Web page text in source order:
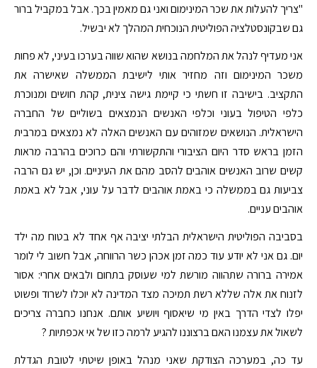
"צריך להעלות את שכר המינימום ואני גם מאמין בכך. אבל במקביל ברור
גם שבקונסטלציה הפוליטית הנוכחית המהלך לא יבשיל.
אני מעדיף לנהל את המלחמה בנושא שהוא שווה בערכו בעיני, לא פחות
משכר המינימום וזה מחזיר אותי לישיבת הממשלה שאישרה את
התקציב. בישיבה זו חשתי כי קיימת גישה צינית, קהת חושים ומנוכרת
כלפי הטיפול בעוני וכלפי האנשים הנמצאים בשוליים של החברה
הישראלית. הנושאים שמזוהים עם האנשים האלה לא נמצאים במרבית
הזמן בראש סדר היום הציבורי והתקשורתי והם כרוכים בהרבה מראות
קשים שרוב האנשים אוהבים להסב מהם את העיניים. וכן, יש גם הרבה
צביעות גם בממשלה כי באמת אוהבים לדבר על עוני, אבל לא באמת
אוהבים עניים.
בסביבה הפוליטית הישראלית הבלתי יציבה אף אחד לא בטוח מה ילד
יום. גם אני לא יודע עוד כמה זמן אכהן כשר הרווחה, אבל חשוב לי לומר
אמירה ברורה שתהווה מורשת למי שעוסק בתחום ולבאים אחרי: אסור
לזנוח את אלה שללא רשת תמיכה מצד המדינה לא יוכלו לשרוד ופשוט
יפלו לצדי הדרך באין מי שיאסוף ויושיע אותם. אנחנו כחברה צריכים
לשאול את עצמנו האם ברצוננו להגיע לרמה כזו של אי אכפתיות ?
עד כה, במערכה הצודקת שאני מנהל באופן שיטתי לטובת הגדלת